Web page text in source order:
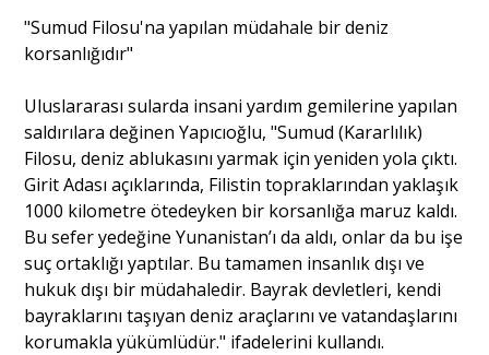
"Sumud Filosu'na yapılan müdahale bir deniz
korsanlığıdır"
Uluslararası sularda insani yardım gemilerine yapılan
saldırılara değinen Yapıcıoğlu, "Sumud (Kararlılık)
Filosu, deniz ablukasını yarmak için yeniden yola çıktı.
Girit Adası açıklarında, Filistin topraklarından yaklaşık
1000 kilometre ötedeyken bir korsanlığa maruz kaldı.
Bu sefer yedeğine Yunanistan’ı da aldı, onlar da bu işe
suç ortaklığı yaptılar. Bu tamamen insanlık dışı ve
hukuk dışı bir müdahaledir. Bayrak devletleri, kendi
bayraklarını taşıyan deniz araçlarını ve vatandaşlarını
korumakla yükümlüdür." ifadelerini kullandı.